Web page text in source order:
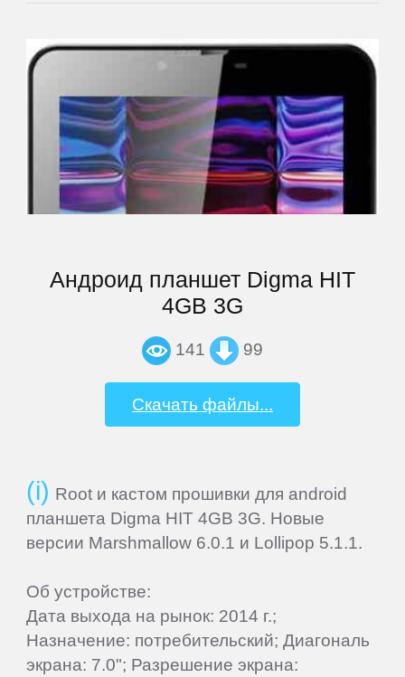
Андроид планшет Digma HIT
4GB 3G
141 99
Скачать файлы...
Root и кастом прошивки для android
планшета Digma HIT 4GB 3G. Новые
версии Marshmallow 6.0.1 и Lollipop 5.1.1.
Об устройстве:
Дата выхода на рынок: 2014 г.;
Назначение: потребительский; Диагональ
экрана: 7.0"; Разрешение экрана:
Prology
QUMO
Ritmix
Roadmax
Rolsen
SeeMax
SHIRU
Smarty
Sony